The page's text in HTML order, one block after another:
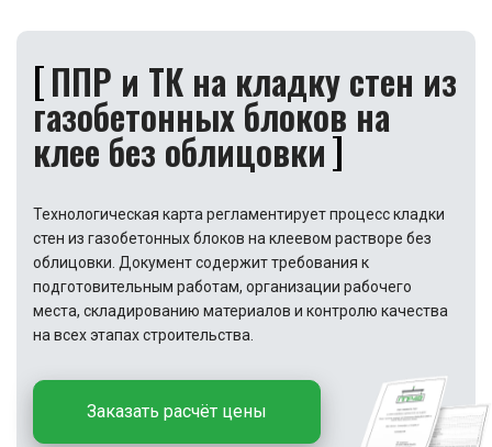
ППР и ТК на кладку стен из
газобетонных блоков на
клее без облицовки
Технологическая карта регламентирует процесс кладки
стен из газобетонных блоков на клеевом растворе без
облицовки. Документ содержит требования к
подготовительным работам, организации рабочего
места, складированию материалов и контролю качества
на всех этапах строительства.
Заказать расчёт цены